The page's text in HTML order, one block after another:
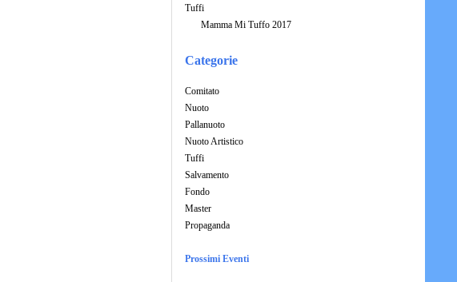
Tuffi
Mamma Mi Tuffo 2017
Categorie
Comitato
Nuoto
Pallanuoto
Nuoto Artistico
Tuffi
Salvamento
Fondo
Master
Propaganda
Prossimi Eventi